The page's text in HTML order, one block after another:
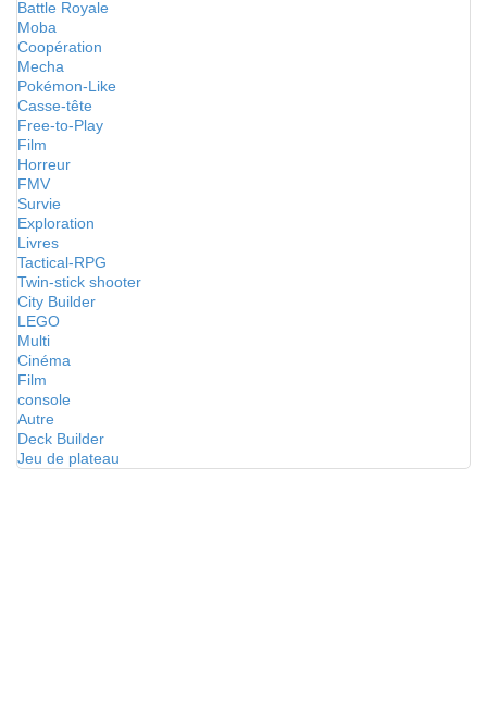
Battle Royale
Moba
Coopération
Mecha
Pokémon-Like
Casse-tête
Free-to-Play
Film
Horreur
FMV
Survie
Exploration
Livres
Tactical-RPG
Twin-stick shooter
City Builder
LEGO
Multi
Cinéma
Film
console
Autre
Deck Builder
Jeu de plateau